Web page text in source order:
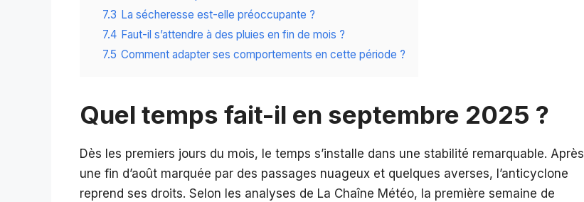
7.3 La sécheresse est-elle préoccupante ?
7.4 Faut-il s’attendre à des pluies en fin de mois ?
7.5 Comment adapter ses comportements en cette période ?
Quel temps fait-il en septembre 2025 ?
Dès les premiers jours du mois, le temps s’installe dans une stabilité remarquable. Après
une fin d’août marquée par des passages nuageux et quelques averses, l’anticyclone
reprend ses droits. Selon les analyses de La Chaîne Météo, la première semaine de